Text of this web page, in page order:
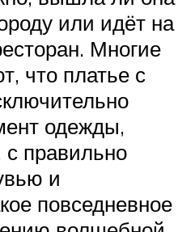
или идёт на
Многие
что платье с
одежды,
с правильно
и
повседневное